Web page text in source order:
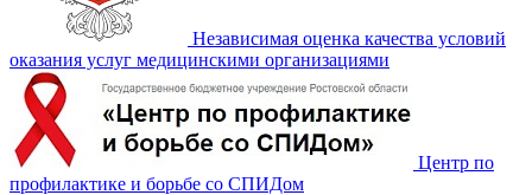
Независимая оценка качества условий
оказания услуг медицинскими организациями
Центр по
профилактике и борьбе со СПИДом